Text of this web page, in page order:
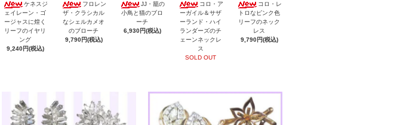
ケネスジ
ェイレーン・ゴ
ージャスに煌く
リーフのイヤリ
ング
9,240円(税込)
フロレン
ザ・クラシカル
なシェルカメオ
のブローチ
9,790円(税込)
JJ・籠の
小鳥と猫のブロ
ーチ
6,930円(税込)
コロ・ア
ーガイル＆サザ
ーランド・ハイ
ランダーズのチ
ェーンネックレ
ス
SOLD OUT
コロ・レ
トロなピンク色
リーフのネック
レス
9,790円(税込)